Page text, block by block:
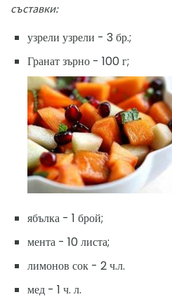
съставки:
узрели узрели - 3 бр.;
Гранат зърно - 100 г;
ябълка - 1 брой;
мента - 10 листа;
лимонов сок - 2 ч.л.
мед - 1 ч. л.